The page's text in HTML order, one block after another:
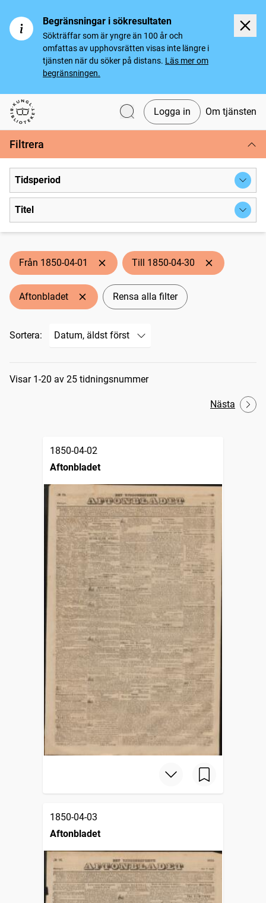
Begränsningar i sökresultaten
Sökträffar som är yngre än 100 år och
omfattas av upphovsrätten visas inte längre i
tjänsten när du söker på distans. Läs mer om
begränsningen.
Svenska tidningar
Logga in Om tjänsten
Filtrera
Tidsperiod
Titel
Från 1850-04-01 Till 1850-04-30
Aftonbladet Rensa alla filter
Sortera:
Sökresultat
Visar 1-20 av 25 tidningsnummer
Nästa
1850-04-02
Aftonbladet
1850-04-03
Aftonbladet